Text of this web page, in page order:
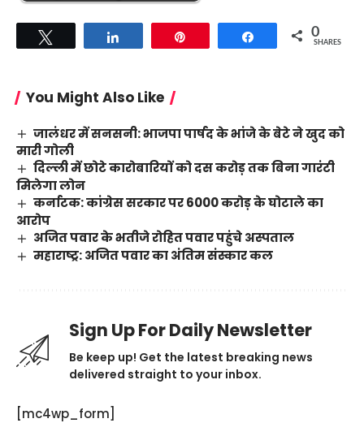
Share 0
SHARES
You Might Also Like
जालंधर में सनसनी: भाजपा पार्षद के भांजे के बेटे ने खुद को
मारी गोली
दिल्ली में छोटे कारोबारियों को दस करोड़ तक बिना गारंटी
मिलेगा लोन
कर्नाटक: कांग्रेस सरकार पर 6000 करोड़ के घोटाले का
आरोप
अजित पवार के भतीजे रोहित पवार पहुंचे अस्पताल
महाराष्ट्र: अजित पवार का अंतिम संस्कार कल
Sign Up For Daily Newsletter
Be keep up! Get the latest breaking news
delivered straight to your inbox.
[mc4wp_form]